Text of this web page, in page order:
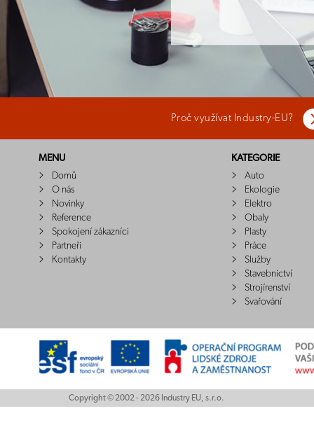
Proč využívat Industry-EU?
MENU
Domů
O nás
Novinky
Reference
Spokojení zákazníci
Partneři
Kontakty
KATEGORIE
Auto
Ekologie
Elektro
Obaly
Plasty
Práce
Služby
Stavebnictví
Strojírenství
Svařování
Copyright © 2002 - 2026 Industry EU, s.r.o.